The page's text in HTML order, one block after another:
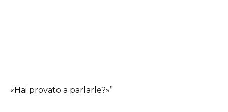
«Hai provato a parlarle?»”